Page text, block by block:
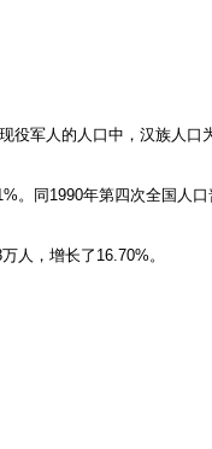
军人的人口中，汉族人口
。同1990年第四次全国人
人，增长了16.70%。